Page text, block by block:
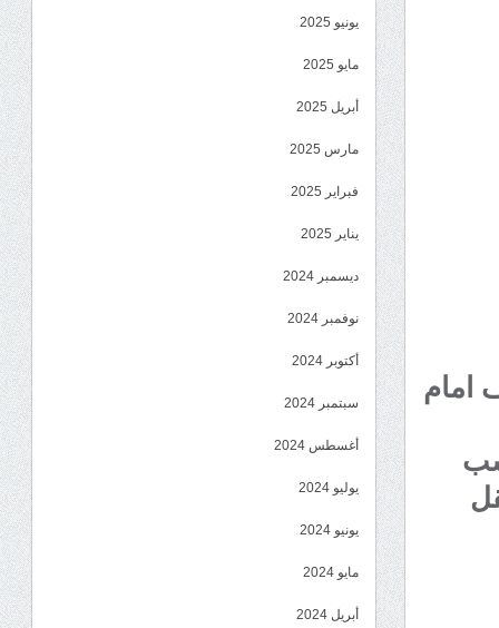
امام
يونيو 2025
مايو 2025
أبريل 2025
مارس 2025
فبراير 2025
يناير 2025
ديسمبر 2024
نوفمبر 2024
أكتوبر 2024
سبتمبر 2024
أغسطس 2024
يوليو 2024
يونيو 2024
مايو 2024
أبريل 2024